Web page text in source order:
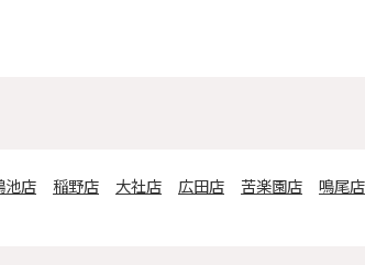
池店 稲野店 大社店 広田店 苦楽園店
鳴尾店